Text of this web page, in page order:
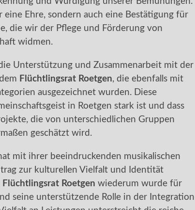
eine Ehre, sondern auch eine Bestätigung für
die wir der Pflege und Förderung von
widmen.
Unterstützung und Zusammenarbeit mit der
Flüchtlingsrat Roetgen, die ebenfalls mit
ausgezeichnet wurden. Diese
in Roetgen stark ist und dass
die von unterschiedlichen Gruppen
geschätzt wird.
mit ihrer beeindruckenden musikalischen
zur kulturellen Vielfalt und Identität
Flüchtlingsrat Roetgen wiederum wurde für
seine unterstützende Rolle in der Integration